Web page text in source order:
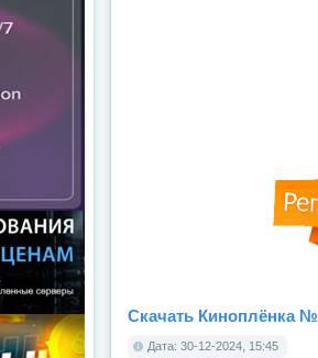
Скачать Киноплёнка №
Дата: 30-12-2024, 15:45